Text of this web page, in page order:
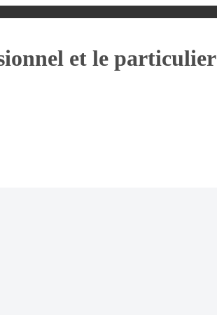
et le particulier